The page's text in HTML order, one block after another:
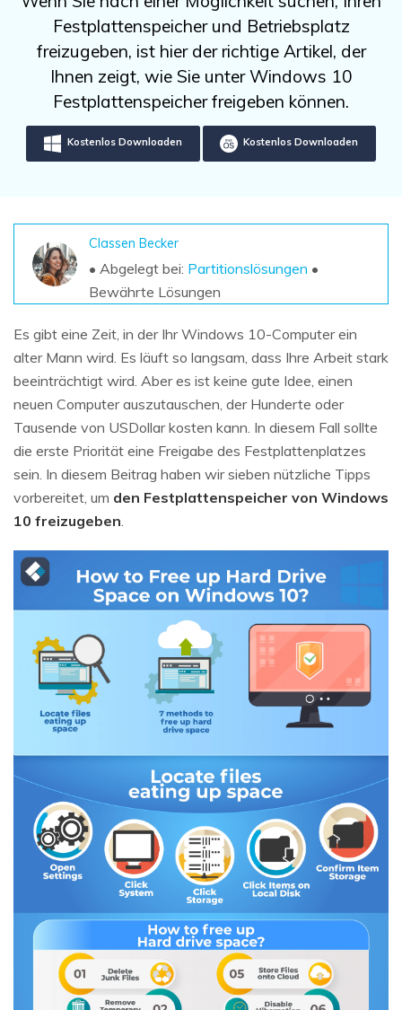
Unbegrenzte Daten vom Mac-System
wiederherstellen
Kostenlos Testen
Recoverit kostenlos
Kostenlos Testen
Datenverlust-Szenarien
ALLE FUNKTIONEN ENTDECKEN
Aktuelles Thema
Sign In
search
Festplattenspeicher und Betriebsplatz
freizugeben, ist hier der richtige Artikel, der
Ihnen zeigt, wie Sie unter Windows 10
Festplattenspeicher freigeben können.
Kostenlos Downloaden Kostenlos Downloaden
Classen Becker
• Abgelegt bei: Partitionslösungen •
Bewährte Lösungen
Es gibt eine Zeit, in der Ihr Windows 10-Computer ein
alter Mann wird. Es läuft so langsam, dass Ihre Arbeit stark
beeinträchtigt wird. Aber es ist keine gute Idee, einen
neuen Computer auszutauschen, der Hunderte oder
Tausende von USDollar kosten kann. In diesem Fall sollte
die erste Priorität eine Freigabe des Festplattenplatzes
sein. In diesem Beitrag haben wir sieben nützliche Tipps
vorbereitet, um den Festplattenspeicher von Windows
10 freizugeben